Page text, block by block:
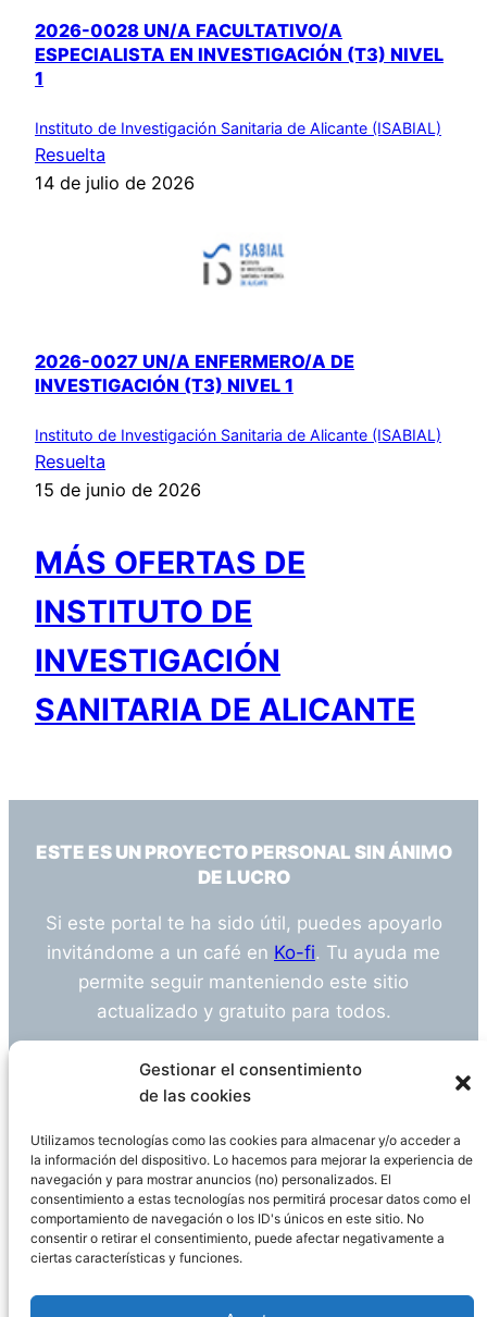
Gestionar el consentimiento
de las cookies
Utilizamos tecnologías como las cookies para almacenar y/o acceder a
la información del dispositivo. Lo hacemos para mejorar la experiencia de
navegación y para mostrar anuncios (no) personalizados. El
consentimiento a estas tecnologías nos permitirá procesar datos como el
comportamiento de navegación o los ID's únicos en este sitio. No
consentir o retirar el consentimiento, puede afectar negativamente a
ciertas características y funciones.
2026-0028 UN/A FACULTATIVO/A
ESPECIALISTA EN INVESTIGACIÓN (T3) NIVEL
1
Instituto de Investigación Sanitaria de Alicante (ISABIAL)
Resuelta
14 de julio de 2026
2026-0027 UN/A ENFERMERO/A DE
INVESTIGACIÓN (T3) NIVEL 1
Instituto de Investigación Sanitaria de Alicante (ISABIAL)
Resuelta
15 de junio de 2026
MÁS OFERTAS DE
INSTITUTO DE
INVESTIGACIÓN
SANITARIA DE ALICANTE
ESTE ES UN PROYECTO PERSONAL SIN ÁNIMO
DE LUCRO
Si este portal te ha sido útil, puedes apoyarlo
invitándome a un café en Ko-fi. Tu ayuda me
permite seguir manteniendo este sitio
actualizado y gratuito para todos.
¿Tienes alguna duda o sugerencia? Escríbeme
info@empleosanitarioinvestigacion.es
Descargo de Responsabilidad
Declaración de Privacidad Política de cookies
WordPress